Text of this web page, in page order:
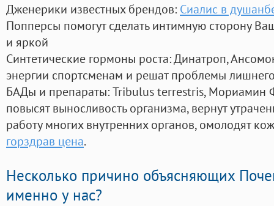
Дженерики известных брендов: Сиалис в
Попперсы помогут сделать интимную сторону
и яркой
Синтетические гормоны роста: Динатроп,
энергии спортсменам и решат проблемы
БАДы и препараты:Tribulus terrestris, Мориамин
повысят выносливость организма, вернут
работу многих внутренних органов, омолодят
горздрав цена.
Несколько причино объясняющих
именно у нас?